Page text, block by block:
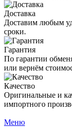
Доставка
Доставим любым
сроки.
Гарантия
По гарантии
или вернём
Качество
Оригинальные и
импортного
Меню